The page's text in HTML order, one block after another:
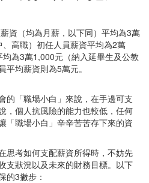
資（均為月薪，以下同）平均為3萬
高職）初任人員薪資平均為2萬
為3萬1,000元（納入延畢生及公教
平均薪資則為5萬元。
的「職場小白」來說，在手邊可支
，個人抗風險的能力也較低，任何
「職場小白」辛辛苦苦存下來的資
思考如何支配薪資所得時，不妨先
支狀況以及未來的財務目標。以下
的3撇步：